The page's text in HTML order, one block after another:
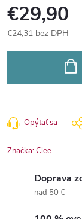
€29,90
€24,31 bez DPH
Opýtať sa
Značka:Clee
Doprava
nad 50 €